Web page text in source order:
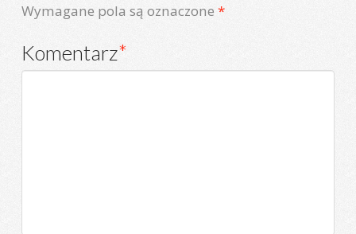
Wymagane pola są oznaczone *
Komentarz*